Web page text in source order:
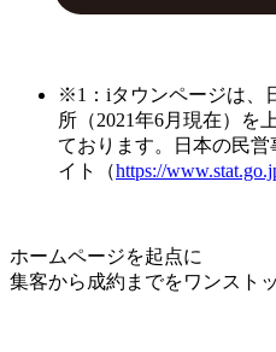
※1：iタウンページは、
所（2021年6月現在）を
ております。日本の民
イト（https://
ホームページを起点に
集客から成約までをワンスト